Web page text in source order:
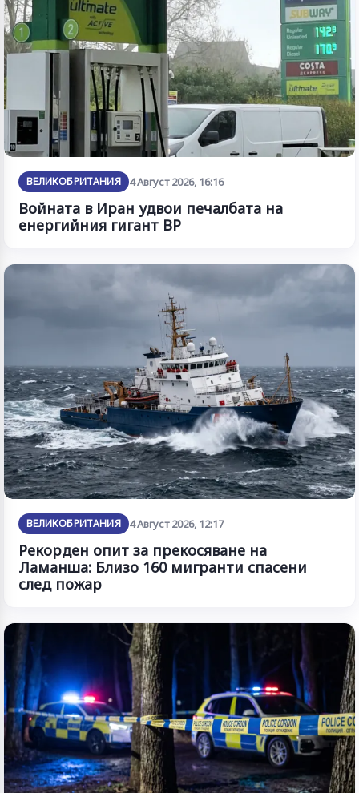
ВЕЛИКОБРИТАНИЯ 4 Август 2026, 16:16
Войната в Иран удвои печалбата на
енергийния гигант BP
ВЕЛИКОБРИТАНИЯ 4 Август 2026, 12:17
Рекорден опит за прекосяване на
Ламанша: Близо 160 мигранти спасени
след пожар